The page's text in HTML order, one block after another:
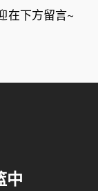
在下方留言~
中